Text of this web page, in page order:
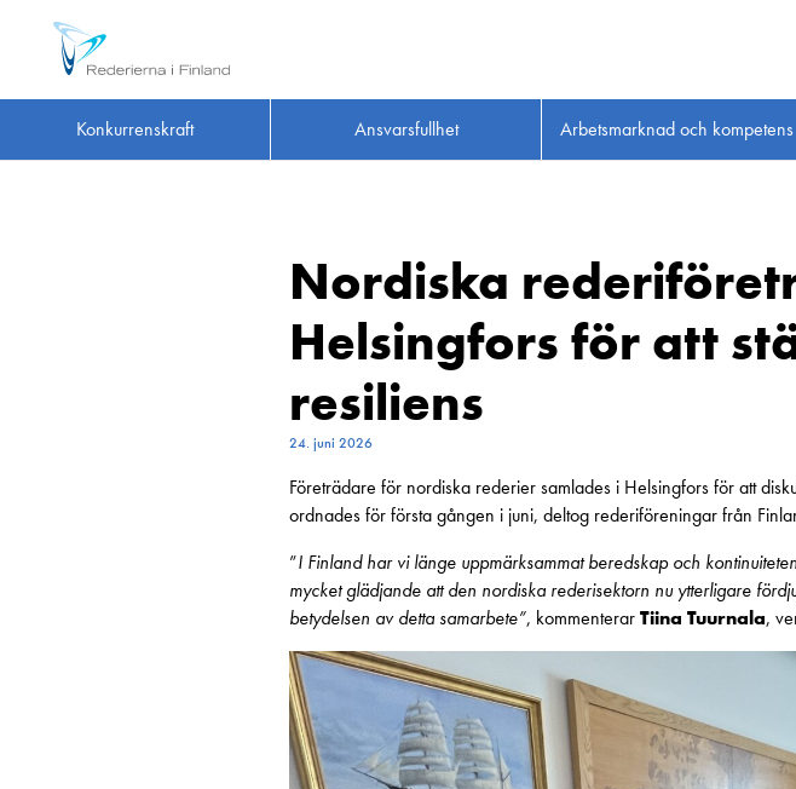
Konkurrenskraft Ansvarsfullhet Arbetsmarknad och kompetens
Nordiska
Helsingfors för att
resiliens
24. juni 2026
Företrädare för nordiska rederier samlades i Helsingfors för att
ordnades för första gången i juni, deltog rederiföreningar från
”I Finland har vi länge uppmärksammat beredskap och
mycket glädjande att den nordiska rederisektorn nu ytterligare
betydelsen av detta samarbete”, kommenterarTiina Tuurnala,